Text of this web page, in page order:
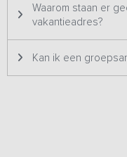
Let op: een optie of
mogelijk.
Waarom staan er
vakantieadres?
Kan ik een